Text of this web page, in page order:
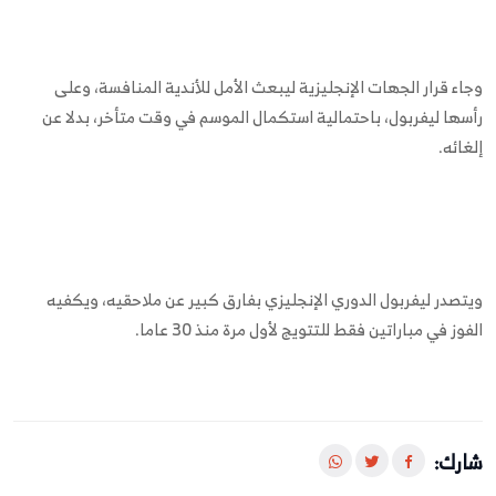
وجاء قرار الجهات الإنجليزية ليبعث الأمل للأندية المنافسة، وعلى
رأسها ليفربول، باحتمالية استكمال الموسم في وقت متأخر، بدلا عن
إلغائه.
ويتصدر ليفربول الدوري الإنجليزي بفارق كبير عن ملاحقيه، ويكفيه
الفوز في مباراتين فقط للتتويج لأول مرة منذ 30 عاما.
شارك: